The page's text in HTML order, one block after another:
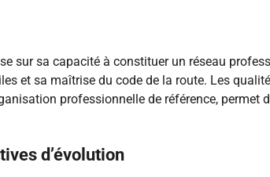
sur sa capacité à constituer un réseau
et sa maîtrise du code de la route. Les
professionnelle de référence,
d’évolution